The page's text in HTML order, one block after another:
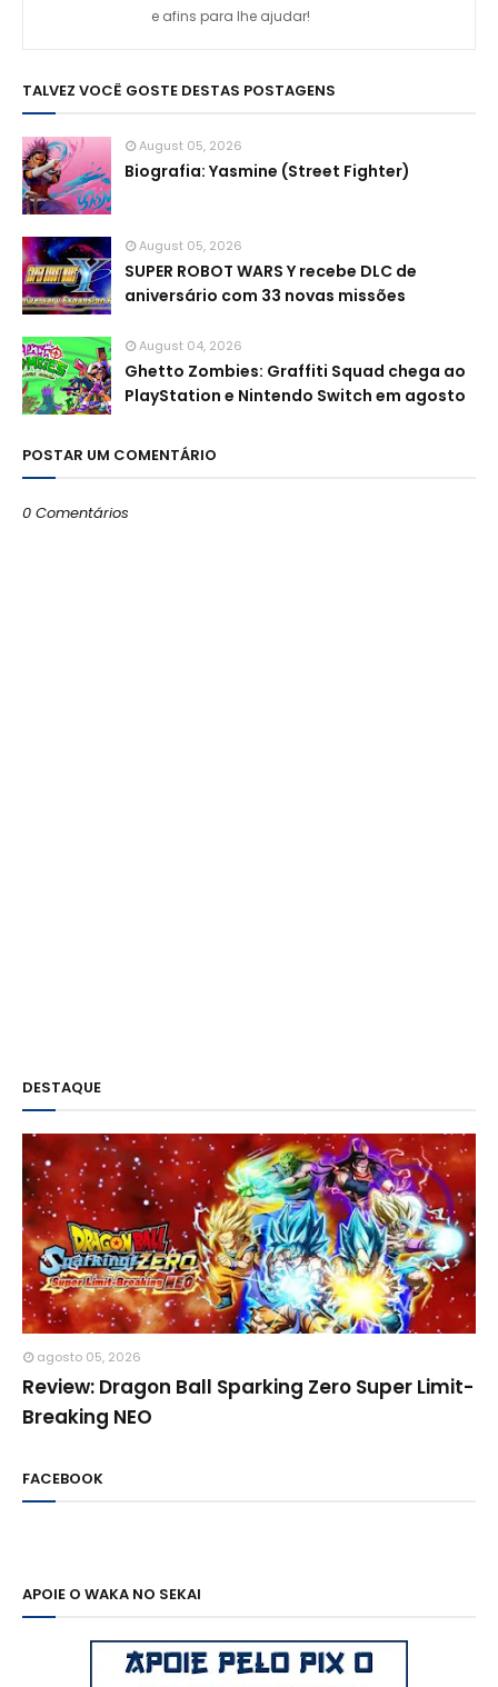
e afins para lhe ajudar!
TALVEZ VOCÊ GOSTE DESTAS POSTAGENS
August 05, 2026
Biografia: Yasmine (Street Fighter)
August 05, 2026
SUPER ROBOT WARS Y recebe DLC de
aniversário com 33 novas missões
August 04, 2026
Ghetto Zombies: Graffiti Squad chega ao
PlayStation e Nintendo Switch em agosto
POSTAR UM COMENTÁRIO
0 Comentários
DESTAQUE
agosto 05, 2026
Review: Dragon Ball Sparking Zero Super Limit-
Breaking NEO
FACEBOOK
APOIE O WAKA NO SEKAI